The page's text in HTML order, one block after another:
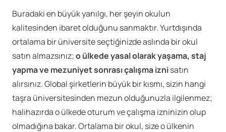
Buradaki en büyük yanılgı, her şeyin okulun
kalitesinden ibaret olduğunu sanmaktır. Yurtdışında
ortalama bir üniversite seçtiğinizde aslında bir okul
satın almazsınız;o ülkede yasal olarak yaşama, staj
yapma ve mezuniyet sonrası çalışma iznisatın
alırsınız. Global şirketlerin büyük bir kısmı, sizin hangi
taşra üniversitesinden mezun olduğunuzla ilgilenmez;
halihazırda o ülkede oturum ve çalışma izninizin olup
olmadığına bakar. Ortalama bir okul, size o ülkenin